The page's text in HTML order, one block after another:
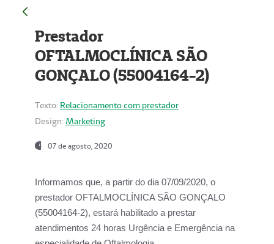
Prestador
OFTALMOCLÍNICA SÃO
GONÇALO (55004164-2)
Texto: Relacionamento com prestador
Design: Marketing
07 de agosto, 2020
Informamos que, a partir do dia 07/09/2020, o
prestador OFTALMOCLÍNICA SÃO GONÇALO
(55004164-2), estará habilitado a prestar
atendimentos 24 horas Urgência e Emergência na